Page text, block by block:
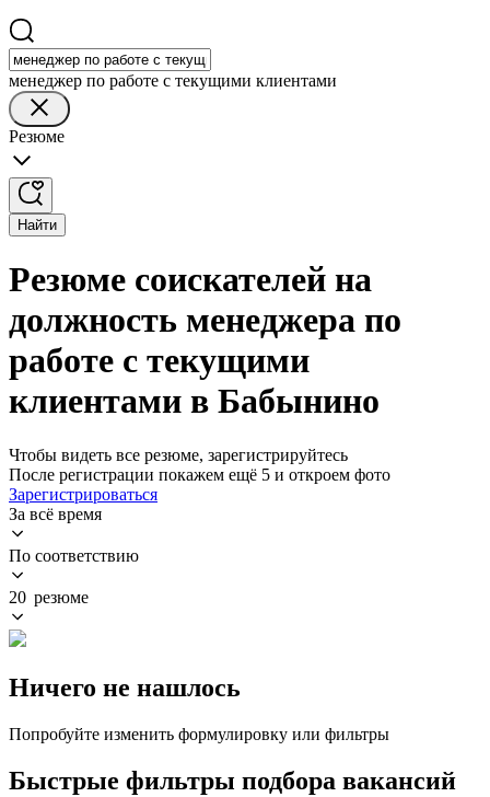
менеджер по работе с текущими клиентами
Резюме
Найти
Резюме соискателей на
должность менеджера по
работе с текущими
клиентами в Бабынино
Чтобы видеть все резюме, зарегистрируйтесь
После регистрации покажем ещё 5 и откроем фото
Зарегистрироваться
За всё время
По соответствию
20 резюме
Ничего не нашлось
Попробуйте изменить формулировку или фильтры
Быстрые фильтры подбора вакансий